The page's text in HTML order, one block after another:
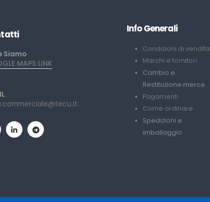
Siamo
MAPS LINK
Info Generali
Condizioni di vendita
Marchi e fornitori
Cambio e
Restituzione merce
Pagamenti
Come ordinare
Spedizioni e
imballaggio